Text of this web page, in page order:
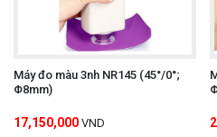
Máy đo màu 3nh NR145 (45°/0°;
Φ8mm)
17,150,000 VND